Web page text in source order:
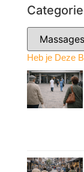
Heb je Deze